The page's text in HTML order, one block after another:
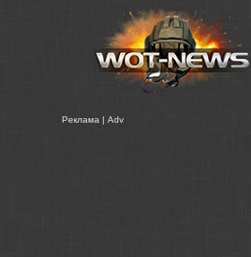
Реклама | Adv